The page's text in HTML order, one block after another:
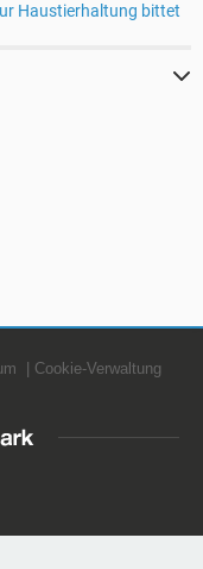
Haustierhaltung bittet
Cookie-Verwaltung